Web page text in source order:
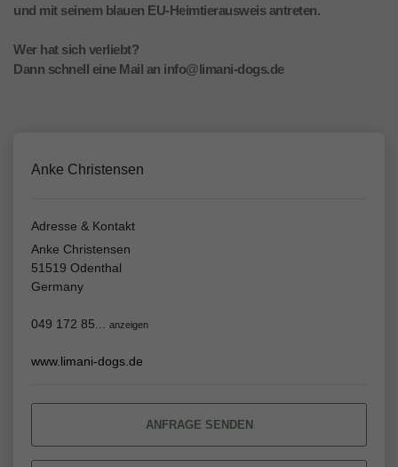
und mit seinem blauen EU-Heimtierausweis antreten.
Wer hat sich verliebt?
Dann schnell eine Mail an info@limani-dogs.de
Anke Christensen
Adresse & Kontakt
Anke Christensen
51519 Odenthal
Germany
049 172 85... anzeigen
www.limani-dogs.de
ANFRAGE SENDEN